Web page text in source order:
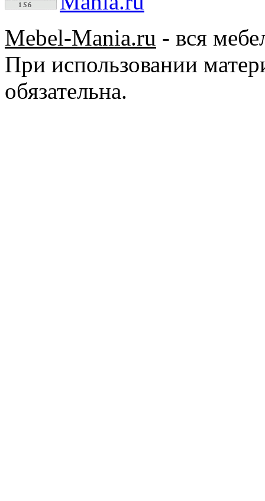
Mebel-Mania.ru - вся
При использовании
обязательна.